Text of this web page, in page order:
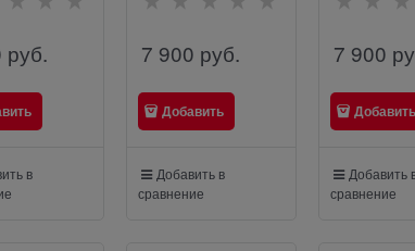
руб.
в
7 900 руб.
Добавить
Добавить в
сравнение
7 900
Добавить
Добавить
сравнение